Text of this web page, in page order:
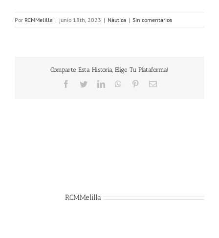
Por RCMMelilla | junio 18th, 2023 | Náutica | Sin comentarios
Comparte Esta Historia, Elige Tu Plataforma!
Facebook
TwitterLinkedInWhatsApp
PinterestCorreo
RCMMelilla